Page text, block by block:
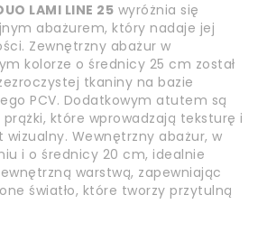
LAMI LINE 25 wyróżnia się
abażurem, który nadaje jej
Zewnętrzny abażur w
kolorze o średnicy 25 cm został
tkaniny na bazie
PCV. Dodatkowym atutem są
które wprowadzają teksturę i
Wewnętrzny abażur, w
i o średnicy 20 cm, idealnie
warstwą, zapewniając
światło, które tworzy przytulną